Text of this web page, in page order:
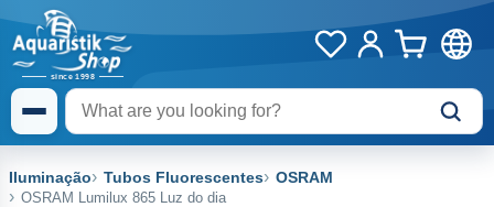
Iluminação Tubos Fluorescentes OSRAM
OSRAM Lumilux 865 Luz do dia